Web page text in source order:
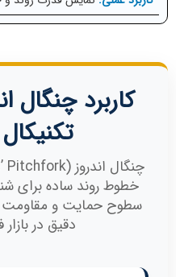
کاربرد چنگال
خطوط روند ساده برای
سطوح حمایت و مقاومت
دقیق در